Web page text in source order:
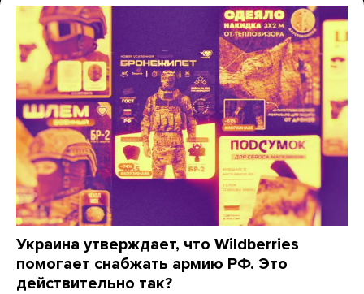
Украина утверждает, что Wildberries
помогает снабжать армию РФ. Это
действительно так?